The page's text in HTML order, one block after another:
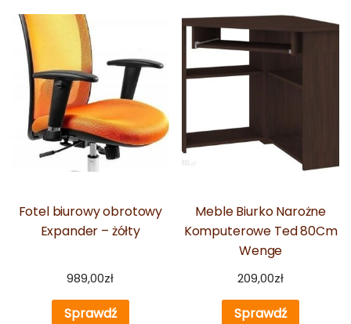
Fotel biurowy obrotowy
Expander – żółty
989,00zł
Sprawdź
Meble Biurko Narożne
Komputerowe Ted 80Cm
Wenge
209,00zł
Sprawdź